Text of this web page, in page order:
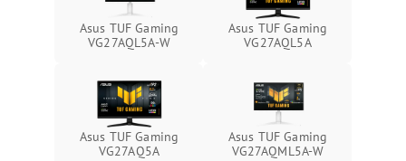
Поломка системы защиты
от перенапряжения
Подробнее →
Поломка системы защиты
от замыкания
Подробнее →
Asus TUF Gaming
VG27AQL5A-W
Asus TUF Gaming
VG27AQL5A
Asus TUF Gaming
VG27AQ5A
Asus TUF Gaming
VG27AQML5A-W